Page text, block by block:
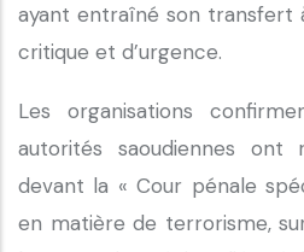
ayant entraîné son transfert
critique et d’urgence.
Les organisations
autorités saoudiennes ont
devant la « Cour pénale
en matière de terrorisme,